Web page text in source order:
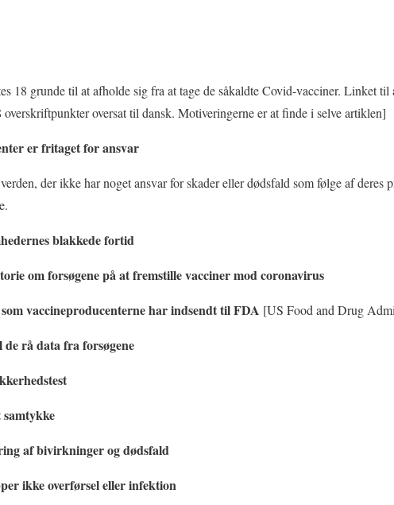
18 grunde til at afholde sig fra at tage de såkaldte Covid-vacciner. Linket
overskriftpunkter oversat til dansk. Motiveringerne er at finde i selve artiklen]
er fritaget for ansvar
der ikke har noget ansvar for skader eller dødsfald som følge af deres
blakkede fortid
om forsøgene på at fremstille vacciner mod coronavirus
vaccineproducenterne har indsendt til FDA [US Food and Drug
rå data fra forsøgene
af bivirkninger og dødsfald
ikke overførsel eller infektion